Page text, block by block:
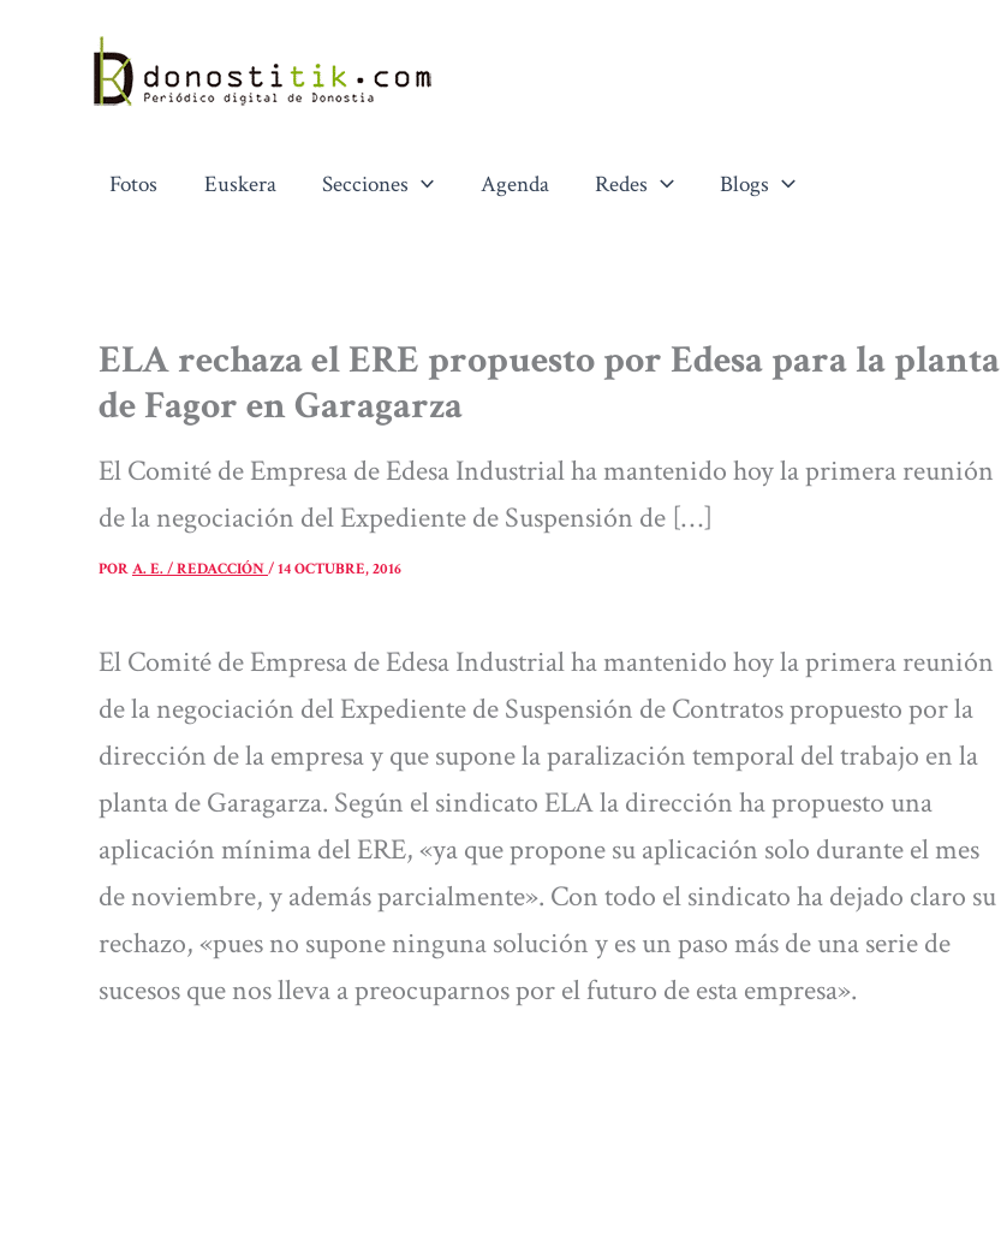
contenido
Fotos Euskera Secciones Agenda Redes Blogs
ELA rechaza el ERE propuesto por Edesa para la planta
de Fagor en Garagarza
El Comité de Empresa de Edesa Industrial ha mantenido hoy la primera reunión
de la negociación del Expediente de Suspensión de […]
PORA. E. / REDACCIÓN/14 OCTUBRE, 2016
El Comité de Empresa de Edesa Industrial ha mantenido hoy la primera reunión
de la negociación del Expediente de Suspensión de Contratos propuesto por la
dirección de la empresa y que supone la paralización temporal del trabajo en la
planta de Garagarza. Según el sindicato ELA la dirección ha propuesto una
aplicación mínima del ERE, «ya que propone su aplicación solo durante el mes
de noviembre, y además parcialmente». Con todo el sindicato ha dejado claro su
rechazo, «pues no supone ninguna solución y es un paso más de una serie de
sucesos que nos lleva a preocuparnos por el futuro de esta empresa».